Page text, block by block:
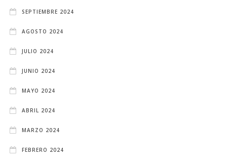
SEPTIEMBRE 2024
AGOSTO 2024
JULIO 2024
JUNIO 2024
MAYO 2024
ABRIL 2024
MARZO 2024
FEBRERO 2024